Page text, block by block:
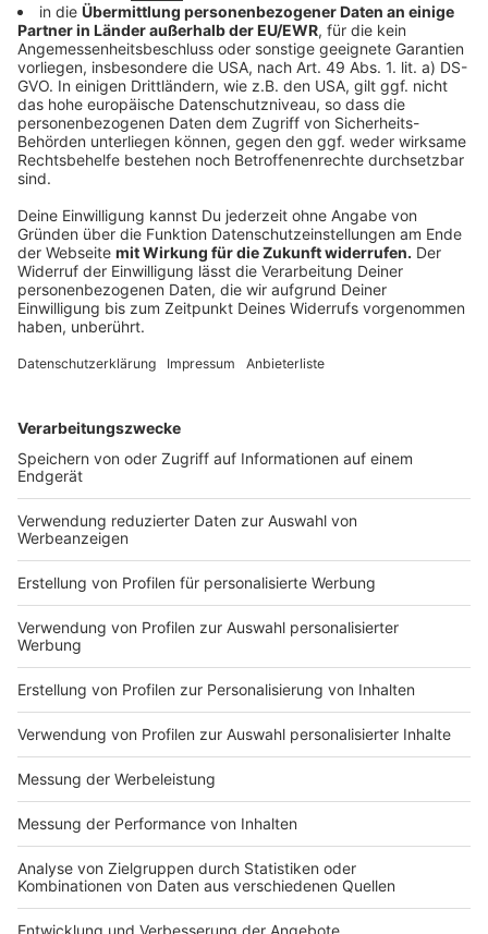
Spielzeit 2008/09 wieder in der 3. Liga antreten.
Während für Greuther Fürth am Freitag das
Relegations-Hinspiel im Ruhrgebiet ansteht, beginnt
für Düsseldorf die Planung für die neue Saison in der
Drittklassigkeit. Nach dem Seitenwechsel in Fürth
konnten die Düsseldorfer zwar den Druck erhöhen,
eine Wende im Spiel und in der Tabelle gelang jedoch
Anzeige
Weitere Infos und Links zum Thema:
Fortuna kompakt auf unserer Homepage
Die Abschlusstabelle der 2. Bundesliga
Anzeige
Folge uns für mehr News & Updates:
Anzeige
Instagram|Facebook|WhatsApp-Kanal
Anzeige